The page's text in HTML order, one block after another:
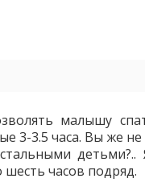
малышу
3-3.5 часа. Вы же
часов подряд.